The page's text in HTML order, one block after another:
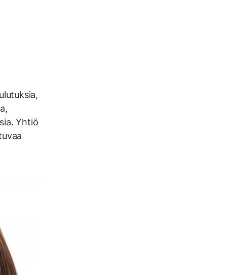
Yhtiö